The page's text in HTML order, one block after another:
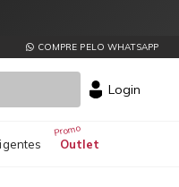
COMPRE PELO WHATSAPP
Login
Outlet